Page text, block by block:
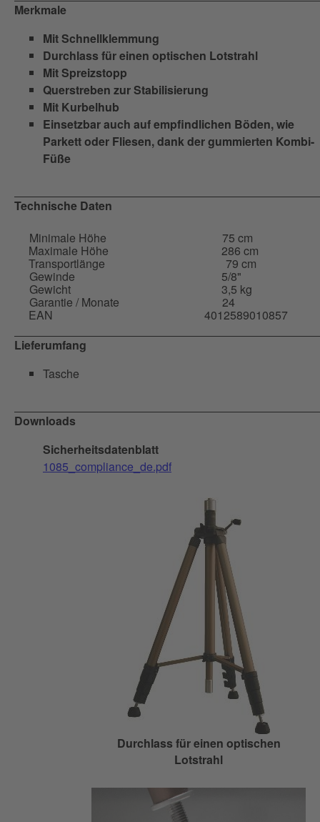
Merkmale
Mit Schnellklemmung
Durchlass für einen optischen Lotstrahl
Mit Spreizstopp
Querstreben zur Stabilisierung
Mit Kurbelhub
Einsetzbar auch auf empfindlichen Böden, wie
Parkett oder Fliesen, dank der gummierten Kombi-
Füße
Technische Daten
Minimale Höhe
75 cm
Maximale Höhe 286 cm
Transportlänge 79 cm
Gewinde 5/8"
Gewicht 3,5 kg
Garantie / Monate 24
EAN
4012589010857
Lieferumfang
Tasche
Downloads
Sicherheitsdatenblatt
1085_compliance_de.pdf
Durchlass für einen optischen
Lotstrahl